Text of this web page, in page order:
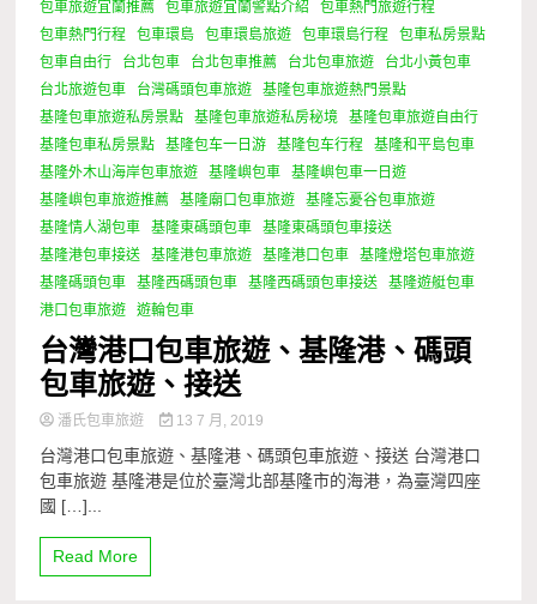
包車旅遊宜蘭推薦 包車旅遊宜蘭警點介紹
包車熱門旅遊行程
包車熱門行程
包車環島 包車環島旅遊 包車環島行程
包車私房景點
包車自由行
台北包車 台北包車推薦 台北包車旅遊
台北小黃包車
台北旅遊包車
台灣碼頭包車旅遊
基隆包車旅遊熱門景點
基隆包車旅遊私房景點
基隆包車旅遊私房秘境
基隆包車旅遊自由行
基隆包車私房景點
基隆包车一日游 基隆包车行程
基隆和平島包車
基隆外木山海岸包車旅遊
基隆嶼包車
基隆嶼包車一日遊
基隆嶼包車旅遊推薦
基隆廟口包車旅遊
基隆忘憂谷包車旅遊
基隆情人湖包車
基隆東碼頭包車
基隆東碼頭包車接送
基隆港包車接送
基隆港包車旅遊 基隆港口包車
基隆燈塔包車旅遊
基隆碼頭包車
基隆西碼頭包車 基隆西碼頭包車接送
基隆遊艇包車
港口包車旅遊
遊輪包車
台灣港口包車旅遊、基隆港、碼頭
包車旅遊、接送
潘氏包車旅遊 13 7 月, 2019
台灣港口包車旅遊、基隆港、碼頭包車旅遊、接送 台灣港口
包車旅遊 基隆港是位於臺灣北部基隆市的海港，為臺灣四座
國 […]...
Read More